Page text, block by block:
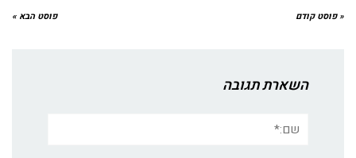
« פוסט קודם פוסט הבא »
השארת תגובה